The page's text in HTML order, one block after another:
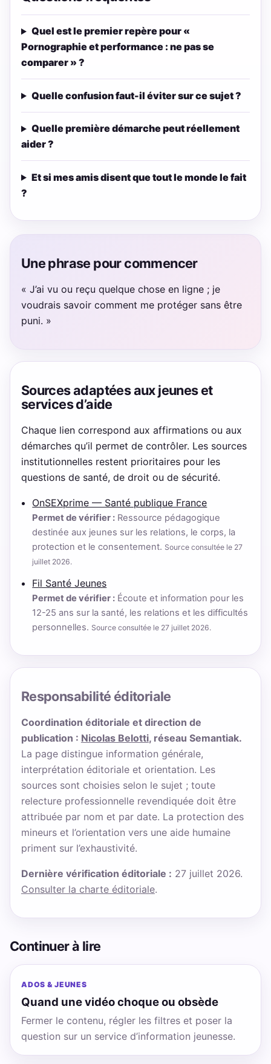
Quel est le premier repère pour «
Pornographie et performance : ne pas se
comparer » ?
Quelle confusion faut-il éviter sur ce sujet ?
Quelle première démarche peut réellement
aider ?
Et si mes amis disent que tout le monde le fait
?
Une phrase pour commencer
« J’ai vu ou reçu quelque chose en ligne ; je
voudrais savoir comment me protéger sans être
puni. »
Sources adaptées aux jeunes et
services d’aide
Chaque lien correspond aux affirmations ou aux
démarches qu’il permet de contrôler. Les sources
institutionnelles restent prioritaires pour les
questions de santé, de droit ou de sécurité.
OnSEXprime — Santé publique France
Permet de vérifier : Ressource pédagogique
destinée aux jeunes sur les relations, le corps, la
protection et le consentement. Source consultée le 27
juillet 2026.
Fil Santé Jeunes
Permet de vérifier : Écoute et information pour les
12-25 ans sur la santé, les relations et les difficultés
personnelles. Source consultée le 27 juillet 2026.
Responsabilité éditoriale
Coordination éditoriale et direction de
publication : Nicolas Belotti, réseau Semantiak.
La page distingue information générale,
interprétation éditoriale et orientation. Les
sources sont choisies selon le sujet ; toute
relecture professionnelle revendiquée doit être
attribuée par nom et par date. La protection des
mineurs et l’orientation vers une aide humaine
priment sur l’exhaustivité.
Dernière vérification éditoriale : 27 juillet 2026.
Consulter la charte éditoriale.
Continuer à lire
ADOS & JEUNES
Quand une vidéo choque ou obsède
Fermer le contenu, régler les filtres et poser la
question sur un service d’information jeunesse.